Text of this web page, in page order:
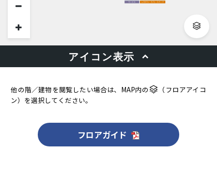
他の階／建物を閲覧したい場合は、MAP内の
（フロアアイコ
ン）を選択してください。
フロアガイド